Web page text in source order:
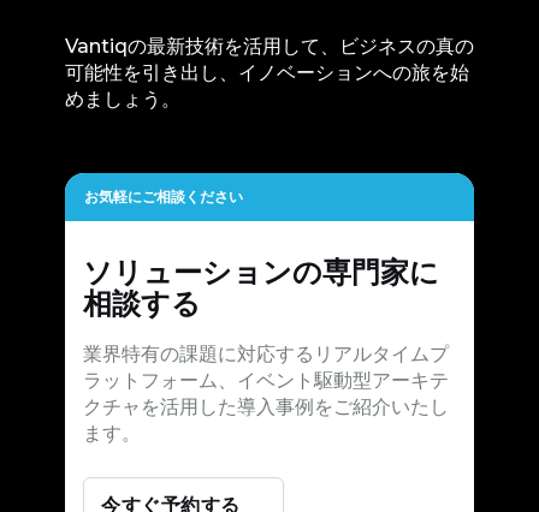
Vantiqの最新技術を活用して、ビジネスの真の
可能性を引き出し、イノベーションへの旅を始
めましょう。
お気軽にご相談ください
ソリューションの専門家に
相談する
業界特有の課題に対応するリアルタイムプ
ラットフォーム、イベント駆動型アーキテ
クチャを活用した導入事例をご紹介いたし
ます。
今すぐ予約する